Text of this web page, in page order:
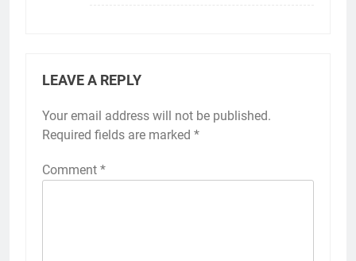
LEAVE A REPLY
Your email address will not be published.
Required fields are marked *
Comment *